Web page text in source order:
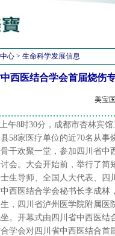
心 > 生命科学发展信息
中西医结合学会首届烧伤
美宝
午8时30分，成都市杏林宾
58家医疗单位的近70名从
干欢聚一堂，参加四川省中
会。大会开始前，举行了简
生导师、全国人大代表、四
西医结合学会秘书长李成林
，四川省泸州医学院附属医
。开幕式由四川省中西医
学会对四川省中西医结合